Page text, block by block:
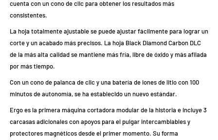
cuenta con un cono de clic para obtener los resultados más
consistentes.
La hoja totalmente ajustable se puede ajustar fácilmente para lograr un
corte y un acabado más precisos. La hoja Black Diamond Carbon DLC
de la más alta calidad se mantiene más fría, libre de óxido y más afilada
por más tiempo.
Con un cono de palanca de clic y una batería de iones de litio con 100
minutos de autonomía, se ha establecido un nuevo estándar.
Ergo es la primera máquina cortadora modular de la historia e incluye 3
carcasas adicionales con apoyos para el pulgar intercambiables y
protectores magnéticos desde el primer momento. Su forma